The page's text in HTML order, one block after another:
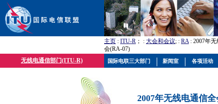
主页 : ITU-R ； : 大会和会议; : RA: 2007年
会(RA-07)
无线电通信部门(ITU-R)
2007年无线电通信
国际电联三大部门 新闻室 各项活动